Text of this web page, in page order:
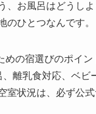
、お風呂はどうし
ひとつなんです。
の宿選びのポイン
離乳食対応、ベビ
室状況は、必ず公式